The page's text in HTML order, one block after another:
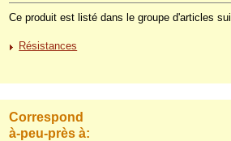
Ce produit est listé dans le groupe d'articles
Résistances
Correspond
à-peu-près à: